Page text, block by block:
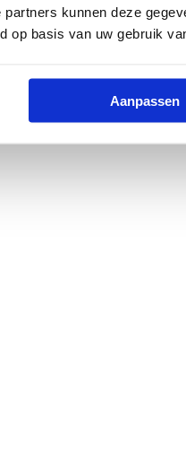
kunnen deze
op basis van uw gebruik
Aanpassen